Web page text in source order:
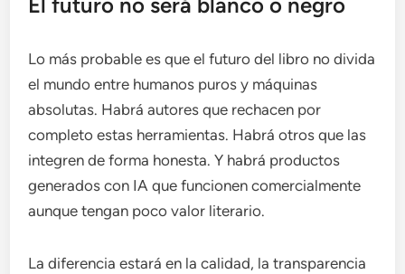
El futuro no será blanco o negro
Lo más probable es que el futuro del libro no divida
el mundo entre humanos puros y máquinas
absolutas. Habrá autores que rechacen por
completo estas herramientas. Habrá otros que las
integren de forma honesta. Y habrá productos
generados con IA que funcionen comercialmente
aunque tengan poco valor literario.
La diferencia estará en la calidad, la transparencia